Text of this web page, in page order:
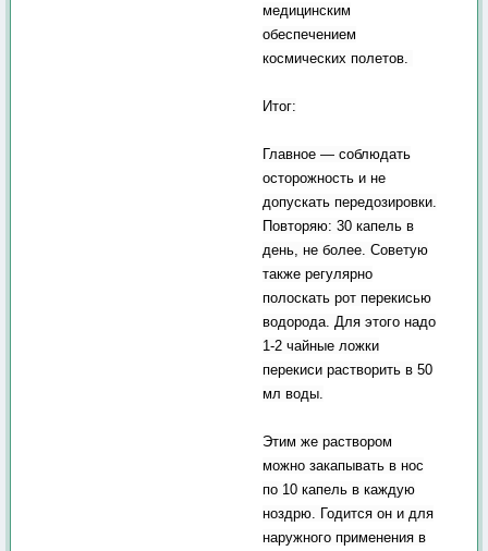
медицинским
обеспечением
космических полетов.
Итог:
Главное — соблюдать
осторожность и не
допускать передозировки.
Повторяю: 30 капель в
день, не более. Советую
также регулярно
полоскать рот перекисью
водорода. Для этого надо
1-2 чайные ложки
перекиси растворить в 50
мл воды.
Этим же раствором
можно закапывать в нос
по 10 капель в каждую
ноздрю. Годится он и для
наружного применения в